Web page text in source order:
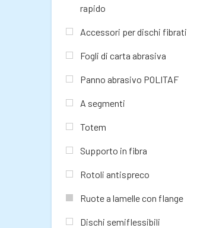
rapido
Accessori per dischi fibrati
Fogli di carta abrasiva
Panno abrasivo POLITAF
A segmenti
Totem
Supporto in fibra
Rotoli antispreco
Ruote a lamelle con flange
Dischi semiflessibili